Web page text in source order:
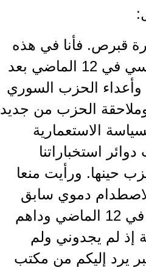
قبرص. فأنا في هذه
الجزيرة منذ 23 الماضي، وقد اجتزت حدود الانتداب الفرنسي في 12 الماضي بعد
وأعداء الحزب السوري
الحزب من جديد
الاستعمارية
استخباراتنا
حينها. ورأيت منعا
لاصطدام دموي سابق
لأوانه، واخترت مغادرة نطاق الانتداب الفرنسي. فخرجت في 12 الماضي وداهم
وباؤوا بالخيبة إذ لم يجدوني ولم
يرد إليكم من مكتب